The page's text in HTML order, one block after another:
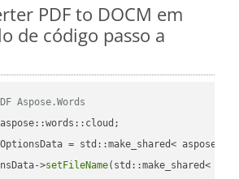
PDF to DOCM em
de código passo a
Aspose.Words
= std::make_shared<
>setFileName(std::make_shared<